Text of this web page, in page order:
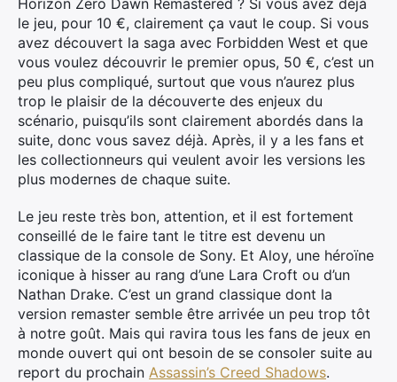
le jeu, pour 10 €, clairement ça vaut le coup. Si vous
avez découvert la saga avec Forbidden West et que
vous voulez découvrir le premier opus, 50 €, c’est un
peu plus compliqué, surtout que vous n’aurez plus
trop le plaisir de la découverte des enjeux du
scénario, puisqu’ils sont clairement abordés dans la
suite, donc vous savez déjà. Après, il y a les fans et
les collectionneurs qui veulent avoir les versions les
plus modernes de chaque suite.
Le jeu reste très bon, attention, et il est fortement
conseillé de le faire tant le titre est devenu un
classique de la console de Sony. Et Aloy, une héroïne
iconique à hisser au rang d’une Lara Croft ou d’un
Nathan Drake. C’est un grand classique dont la
version remaster semble être arrivée un peu trop tôt
à notre goût. Mais qui ravira tous les fans de jeux en
monde ouvert qui ont besoin de se consoler suite au
report du prochain Assassin’s Creed Shadows.